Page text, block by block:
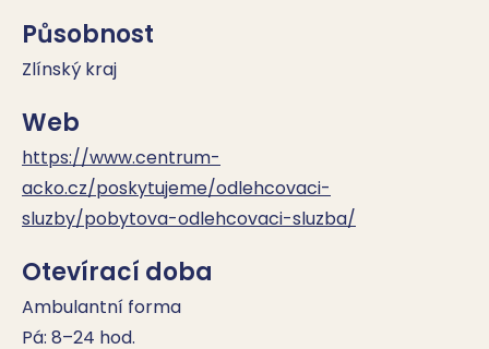
Působnost
Zlínský kraj
Web
https://www.centrum-
acko.cz/poskytujeme/odlehcovaci-
sluzby/pobytova-odlehcovaci-sluzba/
Otevírací doba
Ambulantní forma
Pá: 8–24 hod.